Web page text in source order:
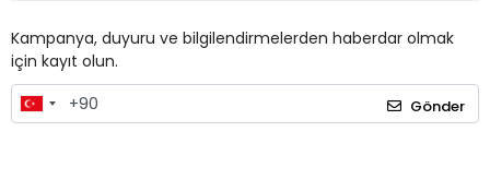
Kampanya, duyuru ve bilgilendirmelerden haberdar olmak
için kayıt olun.
Gönder